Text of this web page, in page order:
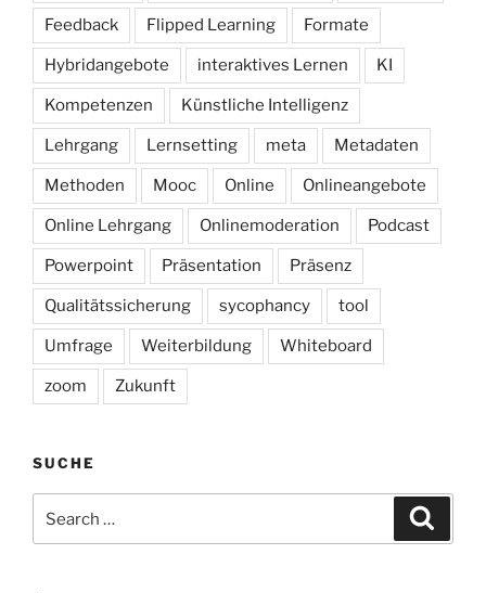
Feedback Flipped Learning Formate
Hybridangebote interaktives Lernen KI
Kompetenzen Künstliche Intelligenz
Lehrgang Lernsetting meta Metadaten
Methoden Mooc Online Onlineangebote
Online Lehrgang Onlinemoderation Podcast
Powerpoint Präsentation Präsenz
Qualitätssicherung sycophancy tool
Umfrage Weiterbildung Whiteboard
zoom Zukunft
SUCHE
for: